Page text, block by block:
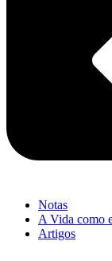
Notas
A Vida como
Artigos